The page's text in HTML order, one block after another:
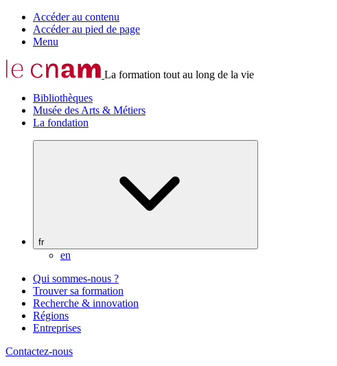
Accéder au contenu
Accéder au pied de page
Menu
La formation tout au long de la vie
Bibliothèques
Musée des Arts & Métiers
La fondation
fr
en
Qui sommes-nous ?
Trouver sa formation
Recherche & innovation
Régions
Entreprises
Contactez-nous